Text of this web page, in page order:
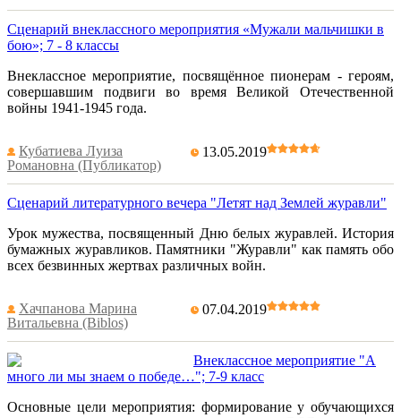
Сценарий внеклассного мероприятия «Мужали мальчишки в
бою»; 7 - 8 классы
Внеклассное мероприятие, посвящённое пионерам - героям,
совершавшим подвиги во время Великой Отечественной
войны 1941-1945 года.
Кубатиева Луиза
Романовна (Публикатор)
13.05.2019
Сценарий литературного вечера "Летят над Землей журавли"
Урок мужества, посвященный Дню белых журавлей. История
бумажных журавликов. Памятники "Журавли" как память обо
всех безвинных жертвах различных войн.
Хачпанова Марина
Витальевна (Biblos)
07.04.2019
Внеклассное мероприятие "А
много ли мы знаем о победе…"; 7-9 класс
Основные цели мероприятия: формирование у обучающихся